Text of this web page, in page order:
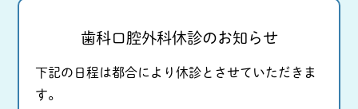
歯科口腔外科休診のお知らせ
下記の日程は都合により休診とさせていただきま
す。